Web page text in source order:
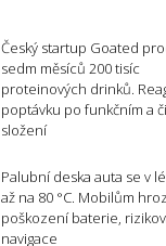
Český startup Goated
sedm měsíců 200 tisíc
proteinových drinků.
poptávku po funkčním a
složení
Palubní deska auta se v
až na 80 °C. Mobilům
poškození baterie,
navigace